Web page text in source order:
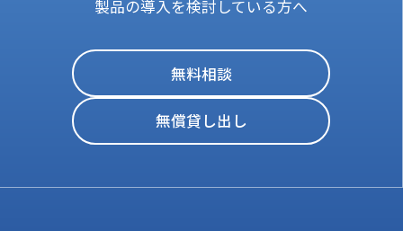
製品の導入を検討している方へ
無料相談
無償貸し出し